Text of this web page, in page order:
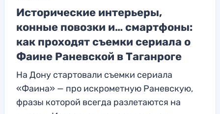
Исторические интерьеры,
конные повозки и… смартфоны:
как проходят съемки сериала о
Фаине Раневской в Таганроге
На Дону стартовали съемки сериала
«Фаина» — про искрометную Раневскую,
фразы которой всегда разлетаются на